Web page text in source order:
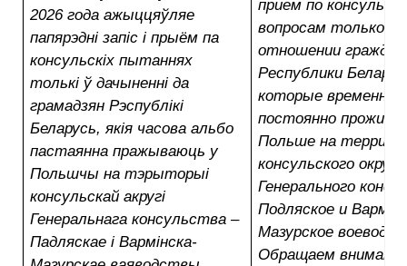
2026 года ажыццяўляе
папярэдні запіс і прыём па
консульскіх пытаннях
толькі ў дачыненні да
грамадзян Рэспублікі
Беларусь, якія часова альбо
пастаянна пражываюць у
Польшчы на тэрыторыі
консульскай акругі
Генеральнага консульства –
Падляскае і Вармінска-
прием по
вопросам только в
отношении граждан
Республики
которые временно
постоянно
Польше на
консульского округа
Генерального
Подляское и
Мазурское
Обращаем